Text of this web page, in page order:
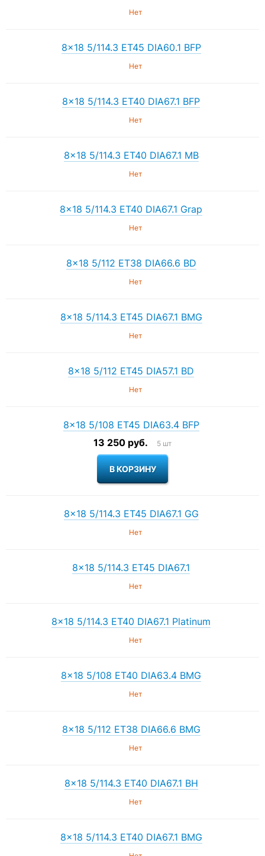
Нет
8×18 5/114.3 ET45 DIA60.1 BFP
Нет
8×18 5/114.3 ET40 DIA67.1 BFP
Нет
8×18 5/114.3 ET40 DIA67.1 MB
Нет
8×18 5/114.3 ET40 DIA67.1 Grap
Нет
8×18 5/112 ET38 DIA66.6 BD
Нет
8×18 5/114.3 ET45 DIA67.1 BMG
Нет
8×18 5/112 ET45 DIA57.1 BD
Нет
8×18 5/108 ET45 DIA63.4 BFP
13 250 руб.
5 шт
8×18 5/114.3 ET45 DIA67.1 GG
Нет
8×18 5/114.3 ET45 DIA67.1
Нет
8×18 5/114.3 ET40 DIA67.1 Platinum
Нет
8×18 5/108 ET40 DIA63.4 BMG
Нет
8×18 5/112 ET38 DIA66.6 BMG
Нет
8×18 5/114.3 ET40 DIA67.1 BH
Нет
8×18 5/114.3 ET40 DIA67.1 BMG